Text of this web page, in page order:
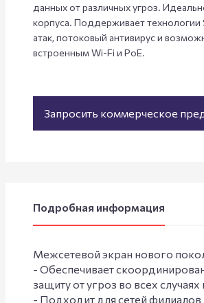
данных от различных угроз.
корпуса. Поддерживает
атак, потоковый антивирус и
встроенным Wi-Fi и PoE.
Запросить коммерческое
Подробная информация
Межсетевой экран нового
- Обеспечивает
защиту от угроз во всех
- Подходит для сетей